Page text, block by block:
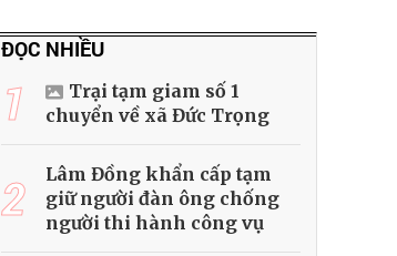
ĐỌC NHIỀU
1
Trại tạm giam số 1
chuyển về xã Đức Trọng
2
Lâm Đồng khẩn cấp tạm
giữ người đàn ông chống
người thi hành công vụ